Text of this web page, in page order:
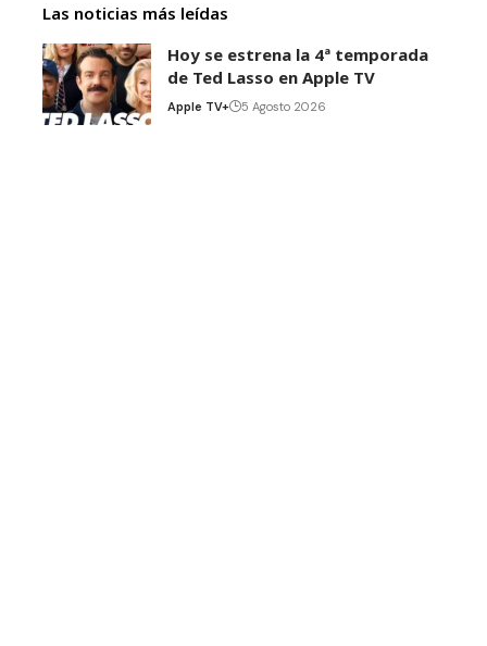
Las noticias más leídas
Hoy se estrena la 4ª temporada
de Ted Lasso en Apple TV
Apple TV+ 5 Agosto 2026